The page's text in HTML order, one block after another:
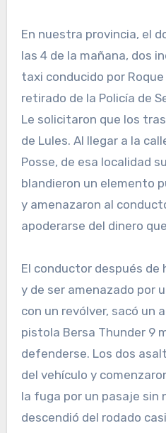
En nuestra provincia, el
las 4 de la mañana, dos
taxi conducido por
retirado de la Policía de
Le solicitaron que los
de Lules. Al llegar a la
Posse, de esa localidad
blandieron un elemento
y amenazaron al
apoderarse del dinero
El conductor después de
y de ser amenazado por
con un revólver, sacó un
pistola Bersa Thunder 9
defenderse. Los dos
del vehículo y
la fuga por un pasaje sin
descendió del rodado